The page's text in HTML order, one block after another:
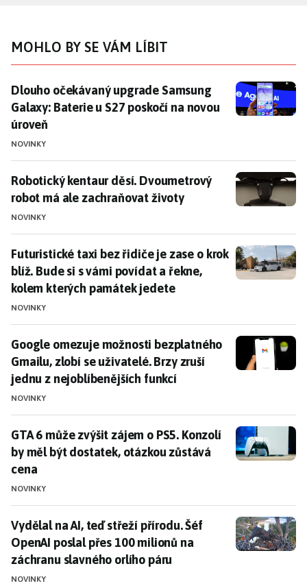
MOHLO BY SE VÁM LÍBIT
Dlouho očekávaný upgrade Samsung Galaxy: Baterie
Dlouho očekávaný upgrade Samsung
Galaxy: Baterie u S27 poskočí na novou
úroveň
NOVINKY
Robotický kentaur děsí. Dvoumetrový robot má ale
Robotický kentaur děsí. Dvoumetrový
robot má ale zachraňovat životy
NOVINKY
Futuristické taxi bez řidiče je zase o krok blíž. Bude
Futuristické taxi bez řidiče je zase o krok
blíž. Bude si s vámi povídat a řekne,
kolem kterých památek jedete
NOVINKY
Google omezuje možnosti bezplatného Gmailu,
Google omezuje možnosti bezplatného
Gmailu, zlobí se uživatelé. Brzy zruší
jednu z nejoblíbenějších funkcí
NOVINKY
GTA 6 může zvýšit zájem o PS5. Konzolí by měl být
GTA 6 může zvýšit zájem o PS5. Konzolí
by měl být dostatek, otázkou zůstává
cena
NOVINKY
Vydělal na AI, teď střeží přírodu. Šéf OpenAI poslal
Vydělal na AI, teď střeží přírodu. Šéf
OpenAI poslal přes 100 milionů na
záchranu slavného orlího páru
NOVINKY